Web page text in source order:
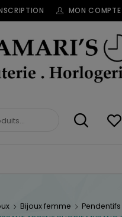
MON COMPTE
Bijoux femme
Pendentifs